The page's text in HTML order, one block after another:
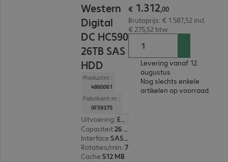
Western
Digital
DC HC590
26TB SAS
HDD
Productnr.:
4860061
Fabrikant-nr.:
0F59375
Uitvoering: Europa
Capaciteit:
26 TB
Interface:
SAS (12 Gbit/s) 8,9 cm (3,5")
Rotaties/min. : 7.200 rpm
Cache:512 MB
€ 1.312,00
Brutoprijs: € 1.587,52 incl.
€ 275,52 btw
Levering vanaf 12.
augustus
Nog slechts enkele
artikelen op voorraad.